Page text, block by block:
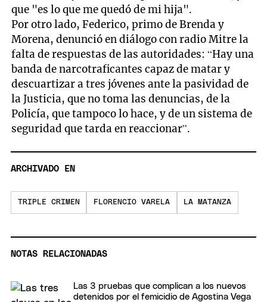
que "es lo que me quedó de mi hija".
Por otro lado, Federico, primo de Brenda y
Morena, denunció en diálogo con radio Mitre la
falta de respuestas de las autoridades: “Hay una
banda de narcotraficantes capaz de matar y
descuartizar a tres jóvenes ante la pasividad de
la Justicia, que no toma las denuncias, de la
Policía, que tampoco lo hace, y de un sistema de
seguridad que tarda en reaccionar”.
ARCHIVADO EN
TRIPLE CRIMEN FLORENCIO VARELA LA MATANZA
NOTAS RELACIONADAS
Las 3 pruebas que complican a los nuevos
detenidos por el femicidio de Agostina Vega